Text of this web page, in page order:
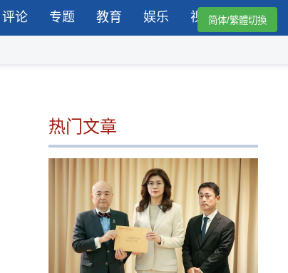
评论 专题 教育 娱乐 视频简体/繁體切換
热门文章